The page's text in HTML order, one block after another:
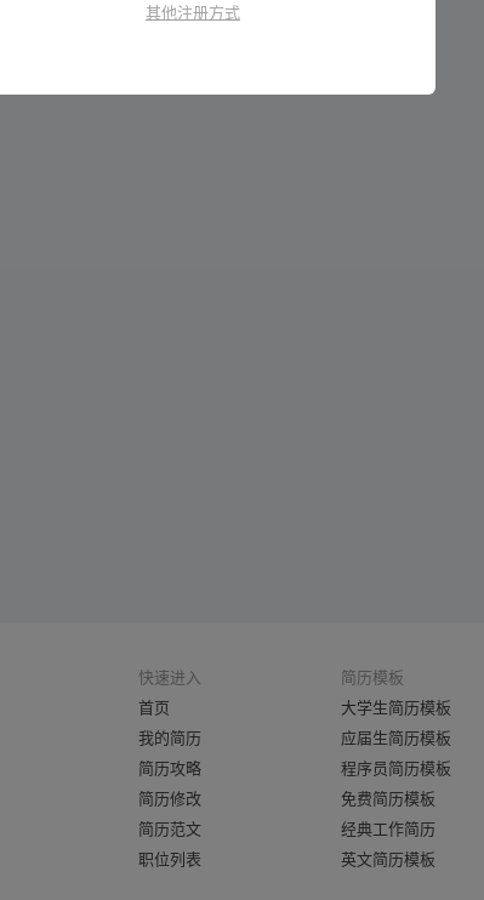
其他注册方式
快速进入
首页
我的简历
简历攻略
简历修改
简历范文
职位列表
简历模板
大学生简历模板
应届生简历模板
程序员简历模板
免费简历模板
经典工作简历
英文简历模板